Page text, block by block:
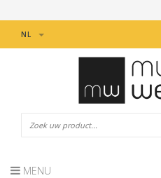
NL
MENU